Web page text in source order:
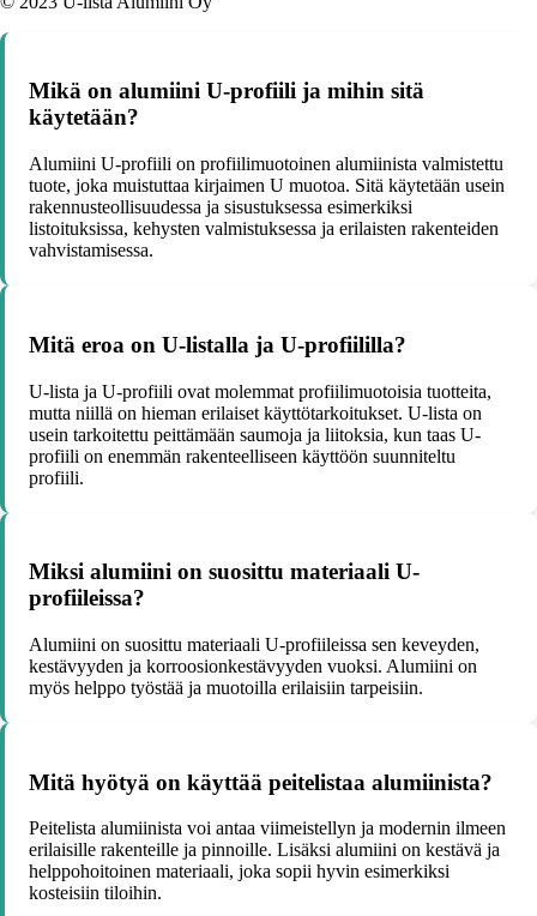
Mikä on alumiini U-profiili ja mihin sitä
käytetään?
Alumiini U-profiili on profiilimuotoinen alumiinista valmistettu
tuote, joka muistuttaa kirjaimen U muotoa. Sitä käytetään usein
rakennusteollisuudessa ja sisustuksessa esimerkiksi
listoituksissa, kehysten valmistuksessa ja erilaisten rakenteiden
vahvistamisessa.
Mitä eroa on U-listalla ja U-profiililla?
U-lista ja U-profiili ovat molemmat profiilimuotoisia tuotteita,
mutta niillä on hieman erilaiset käyttötarkoitukset. U-lista on
usein tarkoitettu peittämään saumoja ja liitoksia, kun taas U-
profiili on enemmän rakenteelliseen käyttöön suunniteltu
profiili.
Miksi alumiini on suosittu materiaali U-
profiileissa?
Alumiini on suosittu materiaali U-profiileissa sen keveyden,
kestävyyden ja korroosionkestävyyden vuoksi. Alumiini on
myös helppo työstää ja muotoilla erilaisiin tarpeisiin.
Mitä hyötyä on käyttää peitelistaa alumiinista?
Peitelista alumiinista voi antaa viimeistellyn ja modernin ilmeen
erilaisille rakenteille ja pinnoille. Lisäksi alumiini on kestävä ja
helppohoitoinen materiaali, joka sopii hyvin esimerkiksi
kosteisiin tiloihin.